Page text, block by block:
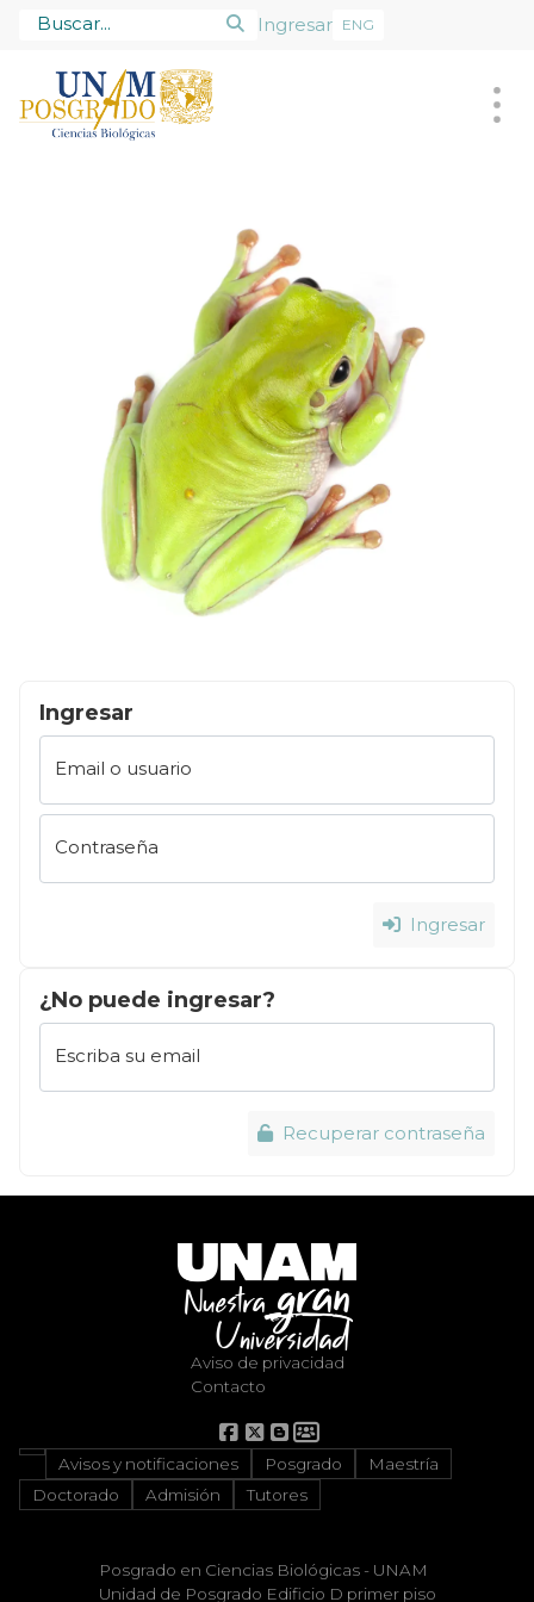
Ingresar ENG
Ingresar
Email o usuario
Contraseña
Ingresar
¿No puede ingresar?
Escriba su email
Recuperar contraseña
Aviso de privacidad
Contacto
Avisos y notificaciones Posgrado
Maestría
Doctorado
Admisión Tutores
Posgrado en Ciencias Biológicas - UNAM
Unidad de Posgrado Edificio D primer piso